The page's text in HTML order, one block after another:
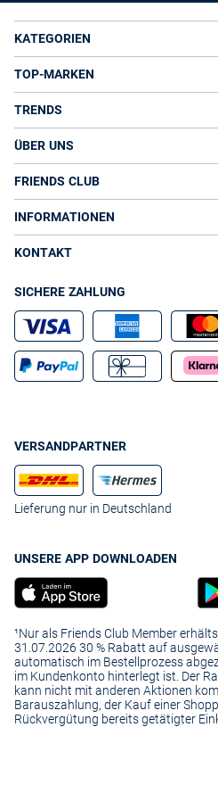
KATEGORIEN
TOP-MARKEN
TRENDS
ÜBER UNS
FRIENDS CLUB
INFORMATIONEN
KONTAKT
SICHERE ZAHLUNG
VERSANDPARTNER
Lieferung nur in Deutschland
UNSERE APP DOWNLOADEN
¹Nur als Friends Club Member
31.07.2026 30 % Rabatt auf
automatisch im Bestellprozess
im Kundenkonto hinterlegt ist. Der
kann nicht mit anderen Aktionen
Barauszahlung, der Kauf einer
Rückvergütung bereits getätigter